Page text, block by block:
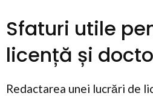
Sfaturi utile
licență și
Redactarea unei lucrări de